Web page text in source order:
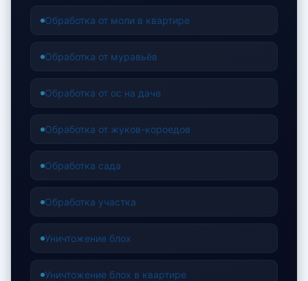
Обработка от моли в квартире
Обработка от муравьёв
Обработка от ос на даче
Обработка от жуков-короедов
Обработка сада
Обработка участка
Уничтожение блох
Уничтожение блох в квартире